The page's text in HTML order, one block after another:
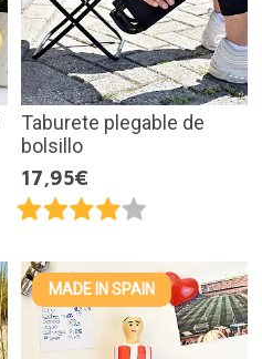
Taburete plegable de
bolsillo
17,95€
MADE IN SPAIN